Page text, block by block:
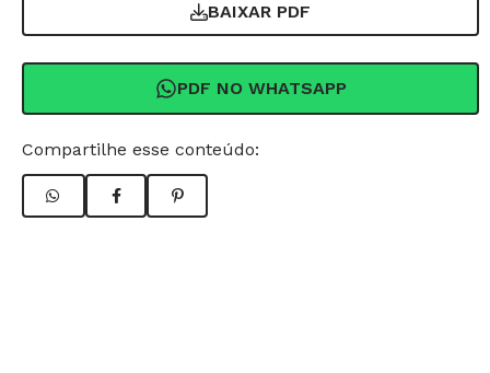
BAIXAR PDF
PDF NO WHATSAPP
Compartilhe esse conteúdo: